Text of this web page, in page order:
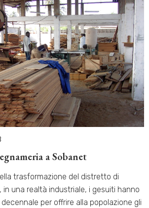
a Sobanet
trasformazione del distretto di
in una realtà industriale, i gesuiti hanno
per offrire alla popolazione gli